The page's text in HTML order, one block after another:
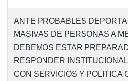
ANTE PROBABLES
MASIVAS DE PERSONAS A
DEBEMOS ESTAR
RESPONDER
CON SERVICIOS Y POLITICA